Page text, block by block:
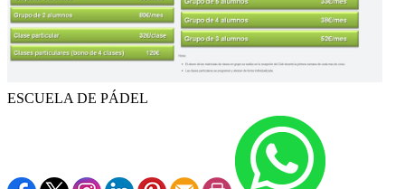
ESCUELA DE PÁDEL